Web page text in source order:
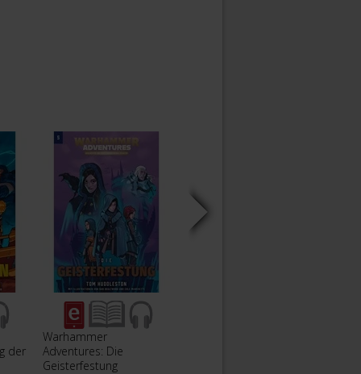
der
Warhammer
Adventures: Die
Geisterfestung